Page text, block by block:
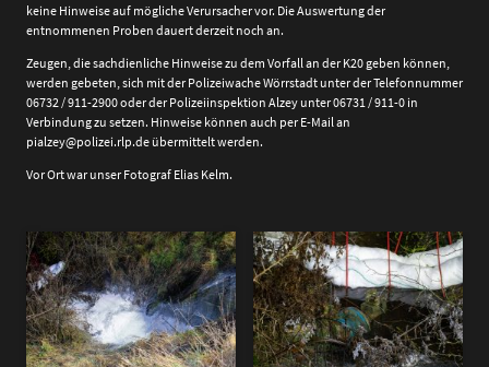
keine Hinweise auf mögliche Verursacher vor. Die Auswertung der
entnommenen Proben dauert derzeit noch an.
Zeugen, die sachdienliche Hinweise zu dem Vorfall an der K20 geben können,
werden gebeten, sich mit der Polizeiwache Wörrstadt unter der Telefonnummer
06732 / 911-2900 oder der Polizeiinspektion Alzey unter 06731 / 911-0 in
Verbindung zu setzen. Hinweise können auch per E-Mail an
pialzey@polizei.rlp.de übermittelt werden.
Vor Ort war unser Fotograf Elias Kelm.